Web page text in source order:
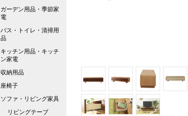
ガーデン用品・季節家
電
バス・トイレ・清掃用
品
キッチン用品・キッチ
ン家電
収納用品
座椅子
ソファ・リビング家具
リビングテーブ